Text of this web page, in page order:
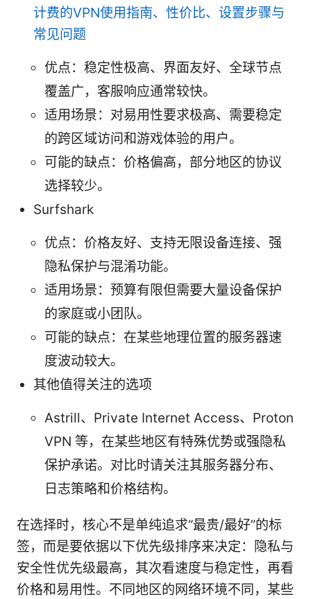
计费的VPN使用指南、性价比、设置步骤与
常见问题
优点：稳定性极高、界面友好、全球节点
覆盖广，客服响应通常较快。
适用场景：对易用性要求极高、需要稳定
的跨区域访问和游戏体验的用户。
可能的缺点：价格偏高，部分地区的协议
选择较少。
Surfshark
优点：价格友好、支持无限设备连接、强
隐私保护与混淆功能。
适用场景：预算有限但需要大量设备保护
的家庭或小团队。
可能的缺点：在某些地理位置的服务器速
度波动较大。
其他值得关注的选项
Astrill、Private Internet Access、Proton
VPN 等，在某些地区有特殊优势或强隐私
保护承诺。对比时请关注其服务器分布、
日志策略和价格结构。
在选择时，核心不是单纯追求“最贵/最好”的标
签，而是要依据以下优先级排序来决定：隐私与
安全性优先级最高，其次看速度与稳定性，再看
价格和易用性。不同地区的网络环境不同，某些